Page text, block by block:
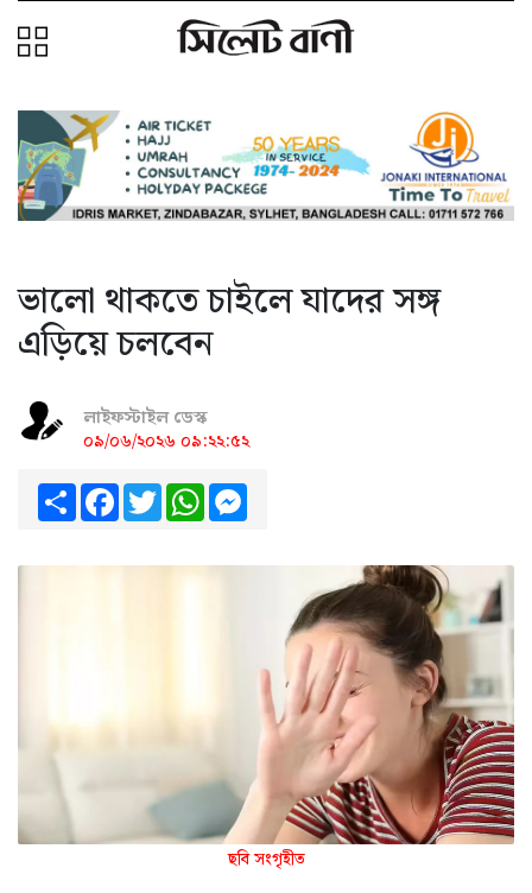
ভালো থাকতে চাইলে যাদের সঙ্গ
এড়িয়ে চলবেন
লাইফস্টাইল ডেস্ক
০৯/০৬/২০২৬ ০৯:২২:৫২
ShareFacebook
TwitterWhatsApp
ছবি সংগৃহীত